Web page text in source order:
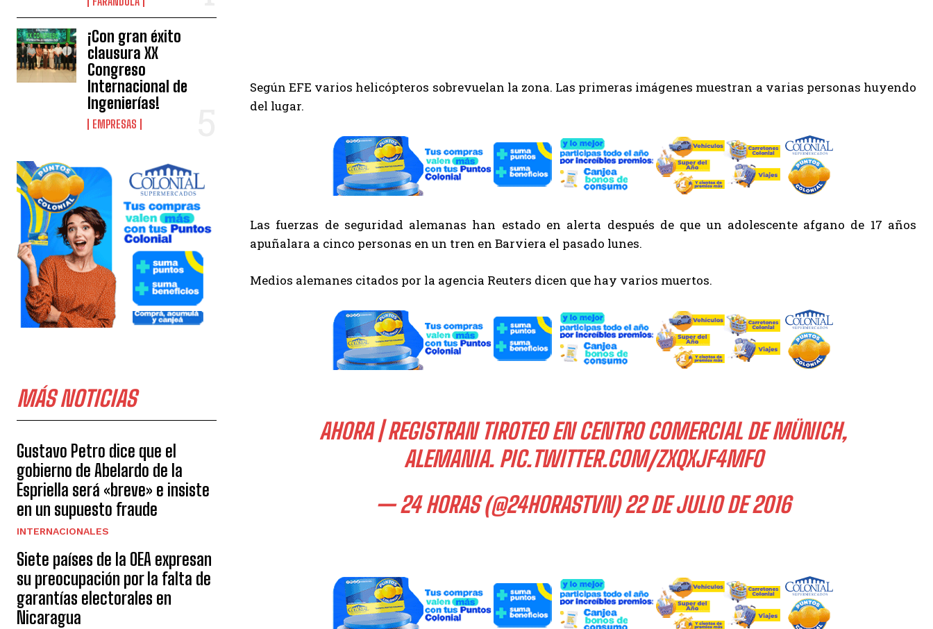
¡Con gran éxito
clausura XX
Congreso
Internacional de
Ingenierías!
EMPRESAS
MÁS NOTICIAS
Gustavo Petro dice que el
gobierno de Abelardo de la
Espriella será «breve» e insiste
en un supuesto fraude
INTERNACIONALES
Siete países de la OEA expresan
su preocupación por la falta de
garantías electorales en
Nicaragua
Según EFE varios helicópteros sobrevuelan la zona. Las primeras imágenes muestran a varias personas huyendo
del lugar.
Las fuerzas de seguridad alemanas han estado en alerta después de que un adolescente afgano de 17 años
apuñalara a cinco personas en un tren en Barviera el pasado lunes.
Medios alemanes citados por la agencia Reuters dicen que hay varios muertos.
AHORA | REGISTRAN TIROTEO EN CENTRO COMERCIAL DE MÜNICH,
ALEMANIA. PIC.TWITTER.COM/ZXQXJF4MFO
— 24 HORAS (@24HORASTVN)22 DE JULIO DE 2016